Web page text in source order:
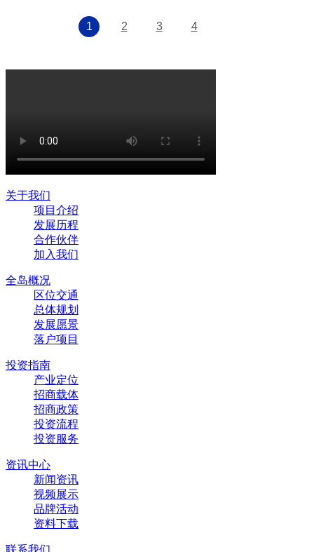
1 2 3 4
关于我们
项目介绍
发展历程
合作伙伴
加入我们
全岛概况
区位交通
总体规划
发展愿景
落户项目
投资指南
产业定位
招商载体
招商政策
投资流程
投资服务
资讯中心
新闻资讯
视频展示
品牌活动
资料下载
联系我们